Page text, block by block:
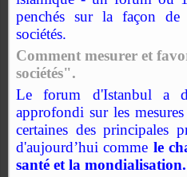
penchés sur la façon de
sociétés.
Comment mesurer et
sociétés".
Le forum d'Istanbul a
approfondi sur les
certaines des principales
d'aujourd’hui comme le
santé et la mondialisation.